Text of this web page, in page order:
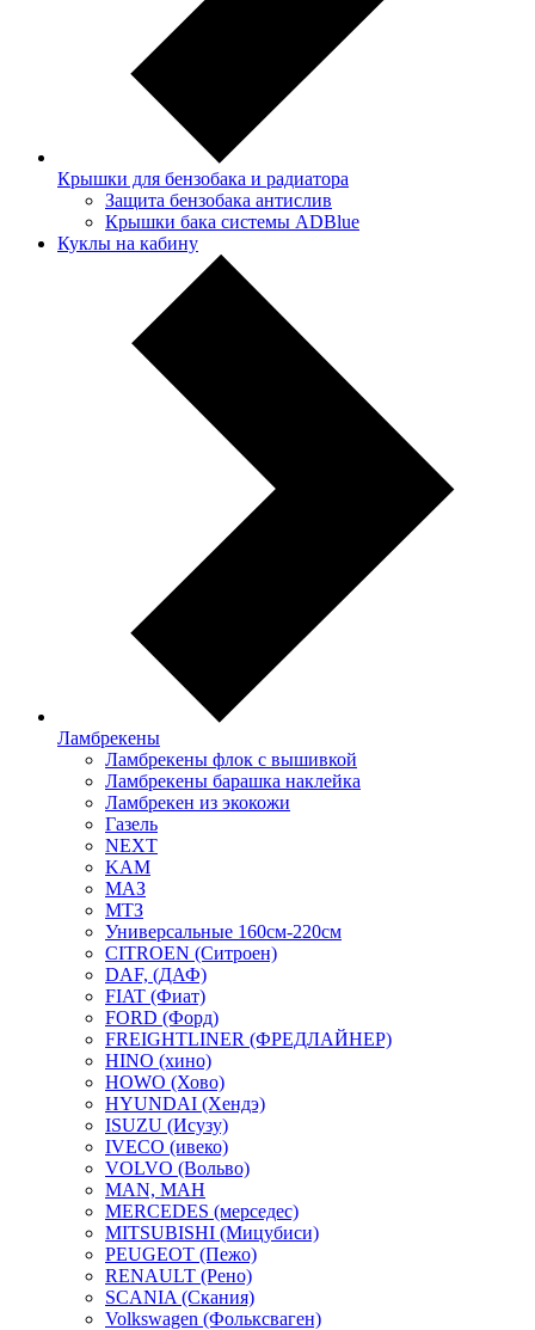
Крышки для бензобака и радиатора
Защита бензобака антислив
Крышки бака системы ADBlue
Куклы на кабину
Ламбрекены
Ламбрекены флок с вышивкой
Ламбрекены барашка наклейка
Ламбрекен из экокожи
Газель
NEXT
KAM
МАЗ
МТЗ
Универсальные 160см-220см
CITROEN (Ситроен)
DAF, (ДАФ)
FIAT (Фиат)
FORD (Форд)
FREIGHTLINER (ФРЕДЛАЙНЕР)
HINO (хино)
HOWO (Хово)
HYUNDAI (Хендэ)
ISUZU (Исузу)
IVECO (ивеко)
VOLVO (Вольво)
MAN, МАН
MERCEDES (мерседес)
MITSUBISHI (Мицубиси)
PEUGEOT (Пежо)
RENAULT (Рено)
SCANIA (Скания)
Volkswagen (Фольксваген)